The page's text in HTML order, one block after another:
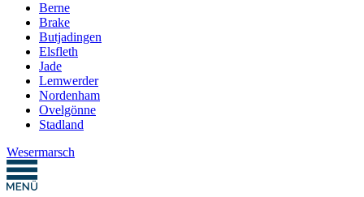
Berne
Brake
Butjadingen
Elsfleth
Jade
Lemwerder
Nordenham
Ovelgönne
Stadland
Wesermarsch